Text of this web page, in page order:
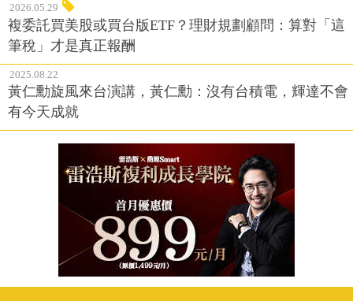
2026.05.29
複委託買美股或買台版ETF？理財規劃顧問：算對「這
筆稅」才是真正報酬
2025.08.22
黃仁勳旋風來台演講，黃仁勳：沒有台積電，輝達不會
有今天成就